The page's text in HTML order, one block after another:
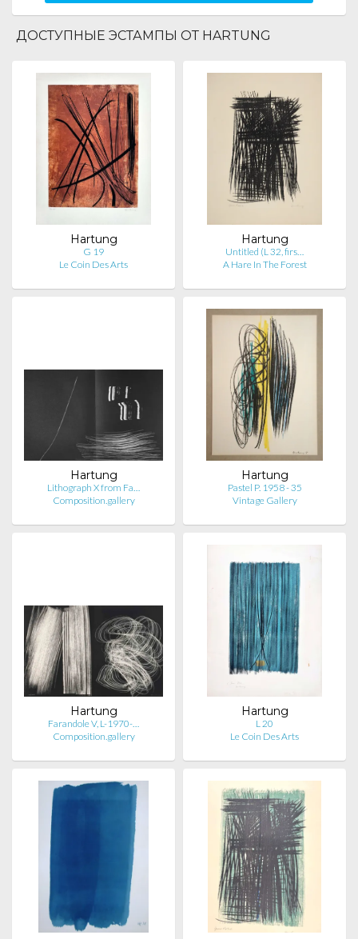
ДОСТУПНЫЕ ЭСТАМПЫ ОТ HARTUNG
Hartung
G 19
Le Coin Des Arts
Hartung
Untitled (L 32, firs…
A Hare In The Forest
Hartung
Lithograph X from Fa…
Composition.gallery
Hartung
Pastel P. 1958 - 35
Vintage Gallery
Hartung
Farandole V, L-1970-…
Composition.gallery
Hartung
L 20
Le Coin Des Arts